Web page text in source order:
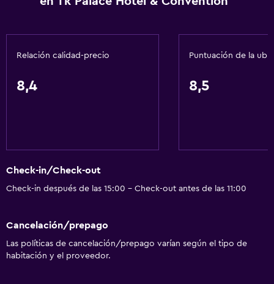
Check-in/check-out privado
Áreas designadas para fumadores
Ascensor disponible
Relación calidad-precio
8,4
Puntuación de la
8,5
Check-in/Check-out
Check-in después de las 15:00 - Check-out antes de las 11:00
Cancelación/prepago
Las políticas de cancelación/prepago varían según el tipo de
habitación y el proveedor.